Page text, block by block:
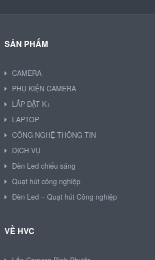
SẢN PHẨM
CAMERA
PHỤ KIỆN CAMERA
LẮP ĐẶT K+
LAPTOP
CÔNG NGHỆ THÔNG TIN
DỊCH VỤ
Đèn Led chiếu sáng
Quạt hút công nghiệp
Đèn Led – Quạt hút Công nghiệp
VỀ HVC